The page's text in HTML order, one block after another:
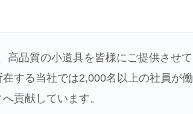
高品質の小道具を皆様にご提供させて
する当社では2,000名以上の社員が働
貢献しています。